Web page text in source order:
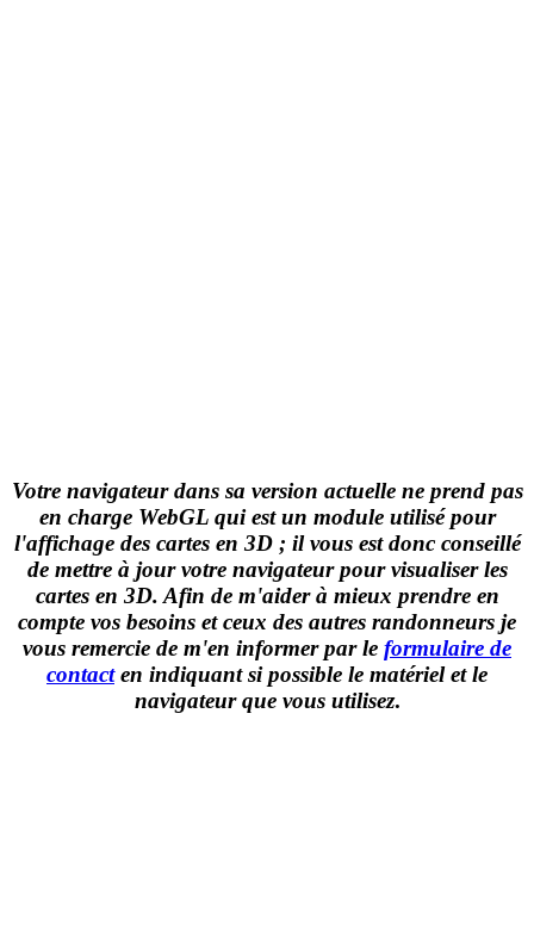
Votre navigateur dans sa version actuelle ne prend pas
en charge WebGL qui est un module utilisé pour
l'affichage des cartes en 3D ; il vous est donc conseillé
de mettre à jour votre navigateur pour visualiser les
cartes en 3D. Afin de m'aider à mieux prendre en
compte vos besoins et ceux des autres randonneurs je
vous remercie de m'en informer par le formulaire de
contacten indiquant si possible le matériel et le
navigateur que vous utilisez.